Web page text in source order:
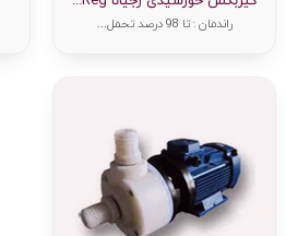
راندمان : تا 98 درصد تحمل...